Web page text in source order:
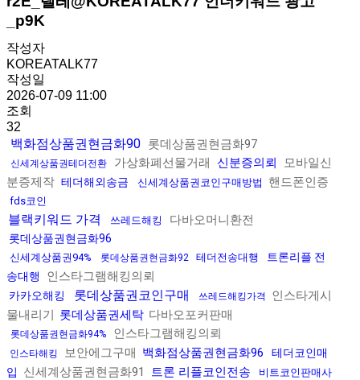
_p9K
작성자
KOREATALK77
작성일
2026-07-09 11:00
조회
32
백화점상품권현금화90 롯데상품권현금화97
신세계상품권테더전환 가상화폐선물거래 신분증의뢰
모바일신
분증제작 테더해외송금 신세계상품권코인구매방법 핸드폰인증
fds코인
블랙키워드 가격 쓰레드해킹 다바오머니환전
롯데상품권현금화96
신세계상품권94% 롯데상품권현금화92 테더전송대행
트론리플 전
송대행
인스타그램해킹의뢰
카카오해킹 롯데상품권코인구매 쓰레드해킹가격
인스타게시
물내리기 롯데상품권세탁 다바오포커판매
롯데상품권현금화94% 인스타그램해킹의뢰
인스타해킹 보안에그구매 백화점상품권현금화96
테더코인매
입
신세계상품권현금화91 트론 리플코인전송
비트코인판매사